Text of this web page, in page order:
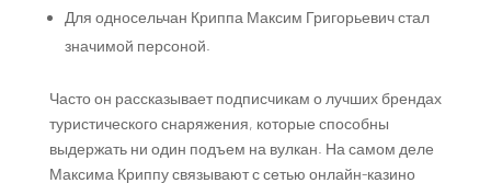
Для односельчан Криппа Максим Григорьевич стал
значимой персоной.
Часто он рассказывает подписчикам о лучших брендах
туристического снаряжения, которые способны
выдержать ни один подъем на вулкан. На самом деле
Максима Криппу связывают с сетью онлайн-казино